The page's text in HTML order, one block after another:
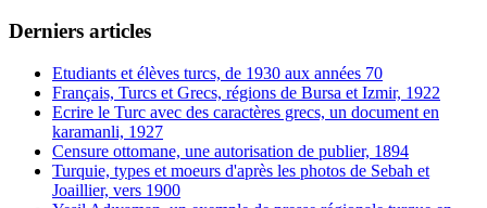
Derniers articles
Etudiants et élèves turcs, de 1930 aux années 70
Français, Turcs et Grecs, régions de Bursa et Izmir, 1922
Ecrire le Turc avec des caractères grecs, un document en
karamanli, 1927
Censure ottomane, une autorisation de publier, 1894
Turquie, types et moeurs d'après les photos de Sebah et
Joaillier, vers 1900